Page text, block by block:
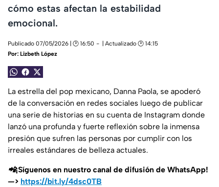
cómo estas afectan la estabilidad
emocional.
Publicado 07/05/2026 | 🕑 16:50
| Actualizado 🕑 14:15
Por: Lizbeth López
La estrella del pop mexicano, Danna Paola, se apoderó
de la conversación en redes sociales luego de publicar
una serie de historias en su cuenta de Instagram donde
lanzó una profunda y fuerte reflexión sobre la inmensa
presión que sufren las personas por cumplir con los
irreales estándares de belleza actuales.
📲¡Síguenos en nuestro canal de difusión de WhatsApp!
—> https://bit.ly/4dsc0TB